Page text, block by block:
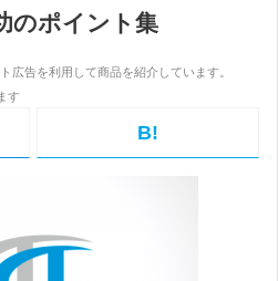
のポイント集
B!